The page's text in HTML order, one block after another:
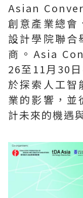
Asian
創意產業總會
設計學院聯合
商。Asia
26至11月30
於探索人工智
業的影響，並
計未來的機遇